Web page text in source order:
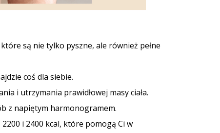
są nie tylko pyszne, ale również pełne
coś dla siebie.
i utrzymania prawidłowej masy ciała.
z napiętym harmonogramem.
i 2400 kcal, które pomogą Ci w